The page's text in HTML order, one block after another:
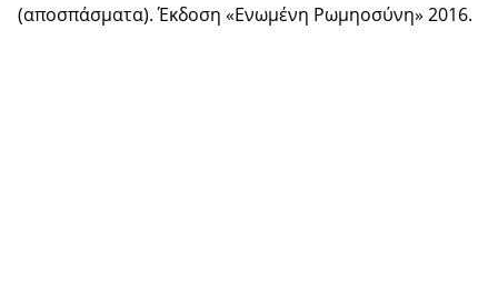
(αποσπάσματα). Έκδοση «Ενωμένη Ρωμηοσύνη» 2016.